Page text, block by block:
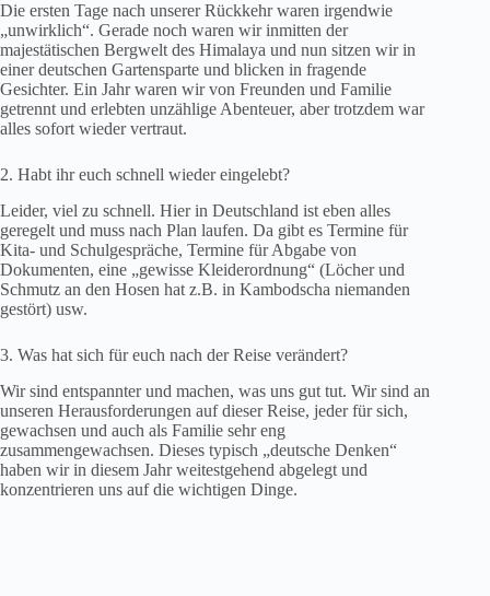
Die ersten Tage nach unserer Rückkehr waren irgendwie
„unwirklich“. Gerade noch waren wir inmitten der
majestätischen Bergwelt des Himalaya und nun sitzen wir in
einer deutschen Gartensparte und blicken in fragende
Gesichter. Ein Jahr waren wir von Freunden und Familie
getrennt und erlebten unzählige Abenteuer, aber trotzdem war
alles sofort wieder vertraut.
2. Habt ihr euch schnell wieder eingelebt?
Leider, viel zu schnell. Hier in Deutschland ist eben alles
geregelt und muss nach Plan laufen. Da gibt es Termine für
Kita- und Schulgespräche, Termine für Abgabe von
Dokumenten, eine „gewisse Kleiderordnung“ (Löcher und
Schmutz an den Hosen hat z.B. in Kambodscha niemanden
gestört) usw.
3. Was hat sich für euch nach der Reise verändert?
Wir sind entspannter und machen, was uns gut tut. Wir sind an
unseren Herausforderungen auf dieser Reise, jeder für sich,
gewachsen und auch als Familie sehr eng
zusammengewachsen. Dieses typisch „deutsche Denken“
haben wir in diesem Jahr weitestgehend abgelegt und
konzentrieren uns auf die wichtigen Dinge.